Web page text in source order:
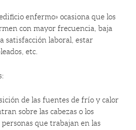
enfermo» ocasiona que los
con mayor frecuencia, baja
satisfacción laboral, estar
etc.
de las fuentes de frío y calor
sobre las cabezas o los
personas que trabajan en las